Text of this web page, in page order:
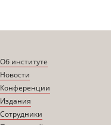
Об институте
Новости
Конференции
Издания
Сотрудники